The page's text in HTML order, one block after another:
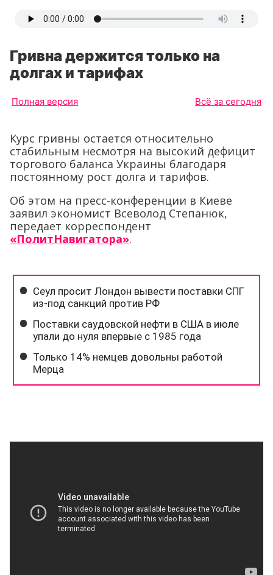
Гривна держится только на
долгах и тарифах
Полная версия Всё за сегодня
Курс гривны остается относительно
стабильным несмотря на высокий дефицит
торгового баланса Украины благодаря
постоянному рост долга и тарифов.
Об этом на пресс-конференции в Киеве
заявил экономист Всеволод Степанюк,
передает корреспондент
«ПолитНавигатора».